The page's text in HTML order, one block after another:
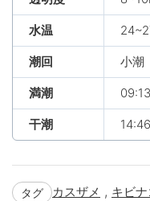
水温
潮回 小潮
満潮 09:13
干潮 14:46
タグ カスザメ , キビ